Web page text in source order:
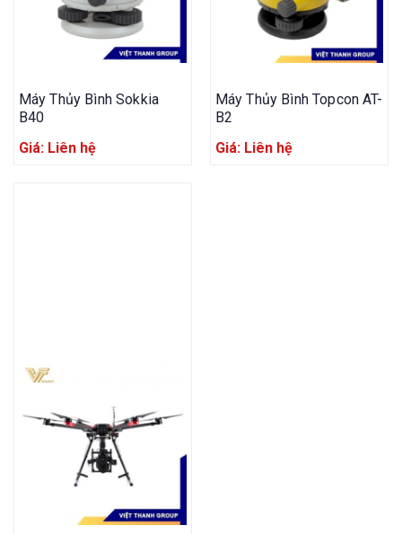
Máy Thủy Bình Sokkia
B40
Giá: Liên hệ
Máy Thủy Bình Topcon AT-
B2
Giá: Liên hệ